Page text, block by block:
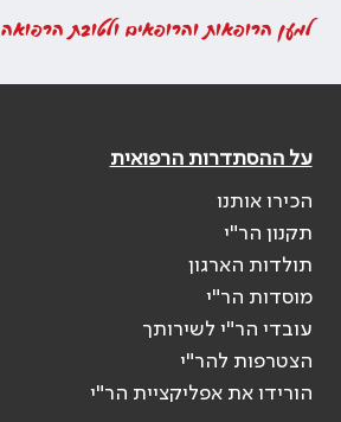
למען הרופאות והרופאים ולטובת הרפואה
על ההסתדרות הרפואית
הכירו אותנו
תקנון הר"י
תולדות הארגון
מוסדות הר"י
עובדי הר"י לשירותך
הצטרפות להר"י
הורידו את אפליקציית הר"י